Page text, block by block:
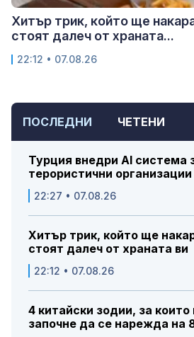
ПОСЛЕДНИ ЧЕТЕНИ
Турция внедри AI система
терористични организации
22:27 • 07.08.26
Хитър трик, който ще
стоят далеч от храната ви
22:12 • 07.08.26
4 китайски зодии, за
започне да се нарежда на
Хитър трик, който ще
стоят далеч от храната...
22:12 • 07.08.26